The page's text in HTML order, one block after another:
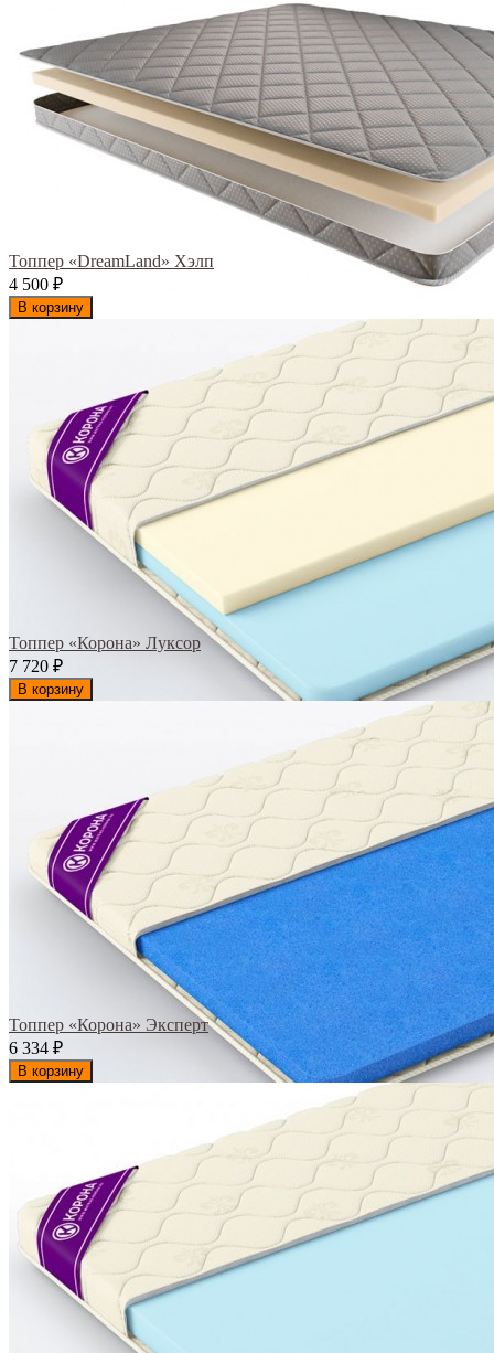
Топпер «DreamLand» Хэлп
4 500 ₽
В корзину
Топпер «Корона» Луксор
7 720 ₽
В корзину
Топпер «Корона» Эксперт
6 334 ₽
В корзину